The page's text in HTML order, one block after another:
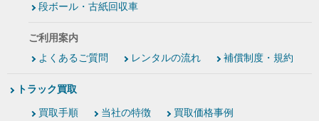
段ボール・古紙回収車
ご利用案内
よくあるご質問
レンタルの流れ 補償制度・規約
トラック買取
買取手順 当社の特徴
買取価格事例